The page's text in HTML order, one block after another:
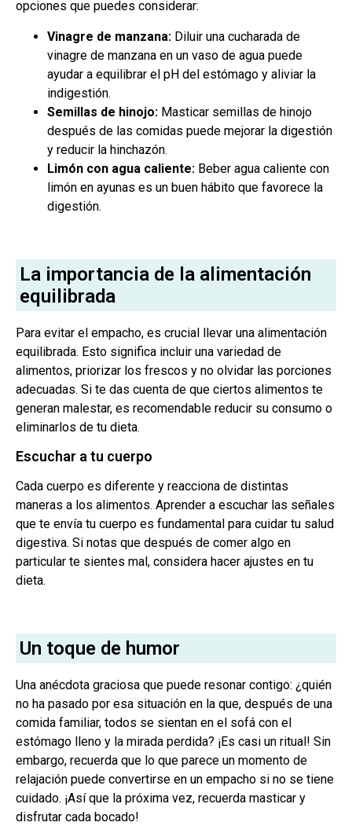
opciones que puedes considerar:
Vinagre de manzana: Diluir una cucharada de
vinagre de manzana en un vaso de agua puede
ayudar a equilibrar el pH del estómago y aliviar la
indigestión.
Semillas de hinojo: Masticar semillas de hinojo
después de las comidas puede mejorar la digestión
y reducir la hinchazón.
Limón con agua caliente: Beber agua caliente con
limón en ayunas es un buen hábito que favorece la
digestión.
La importancia de la alimentación
equilibrada
Para evitar el empacho, es crucial llevar una alimentación
equilibrada. Esto significa incluir una variedad de
alimentos, priorizar los frescos y no olvidar las porciones
adecuadas. Si te das cuenta de que ciertos alimentos te
generan malestar, es recomendable reducir su consumo o
eliminarlos de tu dieta.
Escuchar a tu cuerpo
Cada cuerpo es diferente y reacciona de distintas
maneras a los alimentos. Aprender a escuchar las señales
que te envía tu cuerpo es fundamental para cuidar tu salud
digestiva. Si notas que después de comer algo en
particular te sientes mal, considera hacer ajustes en tu
dieta.
Un toque de humor
Una anécdota graciosa que puede resonar contigo: ¿quién
no ha pasado por esa situación en la que, después de una
comida familiar, todos se sientan en el sofá con el
estómago lleno y la mirada perdida? ¡Es casi un ritual! Sin
embargo, recuerda que lo que parece un momento de
relajación puede convertirse en un empacho si no se tiene
cuidado. ¡Así que la próxima vez, recuerda masticar y
disfrutar cada bocado!